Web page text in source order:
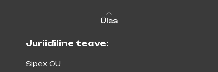
Juriidiline teave:
Sipex OU
Üles